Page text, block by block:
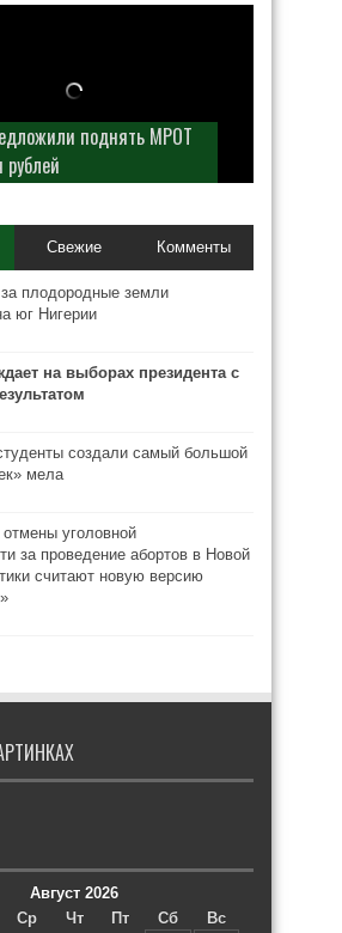
поднять МРОТ
предупредили
«нападении России»
Свежие Комменты
плодородные земли
юг Нигерии
на выборах президента с
создали самый большой
мела
отмены уголовной
за проведение абортов в Новой
считают новую версию
Август 2026
Ср Чт Пт Сб
Вс